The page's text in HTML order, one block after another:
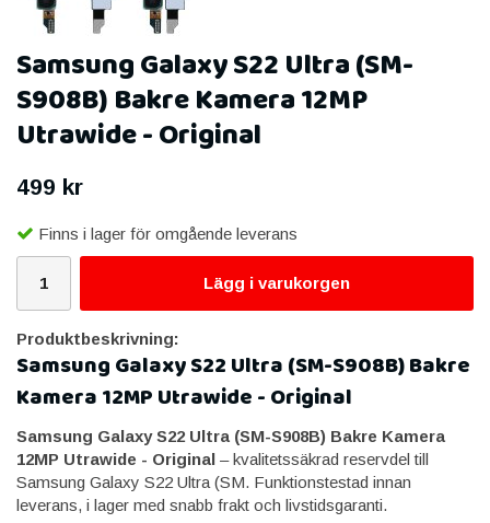
Samsung Galaxy S22 Ultra (SM-
S908B) Bakre Kamera 12MP
Utrawide - Original
499 kr
Finns i lager för omgående leverans
Lägg i varukorgen
Produktbeskrivning:
Samsung Galaxy S22 Ultra (SM-S908B) Bakre
Kamera 12MP Utrawide - Original
Samsung Galaxy S22 Ultra (SM-S908B) Bakre Kamera
12MP Utrawide - Original – kvalitetssäkrad reservdel till
Samsung Galaxy S22 Ultra (SM. Funktionstestad innan
leverans, i lager med snabb frakt och livstidsgaranti.